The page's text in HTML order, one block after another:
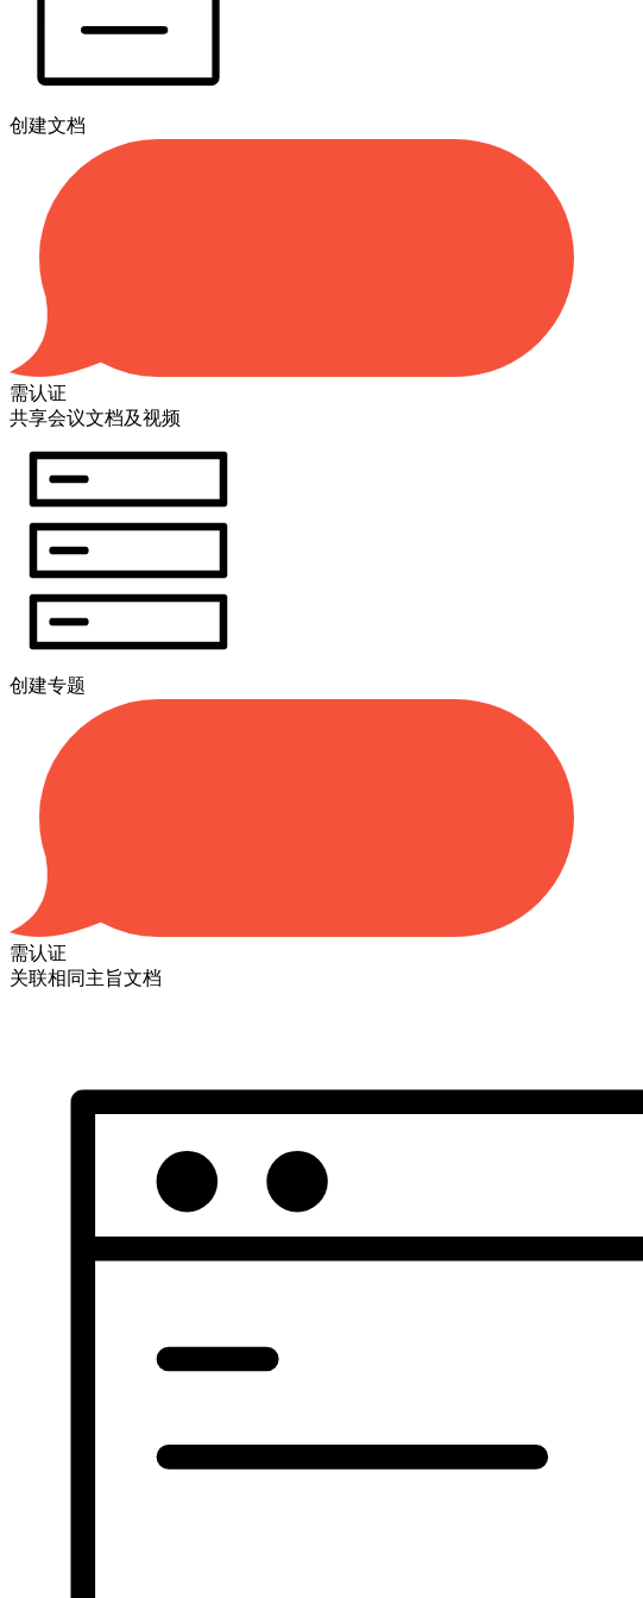
创建文档
需认证
共享会议文档及视频
创建专题
需认证
关联相同主旨文档